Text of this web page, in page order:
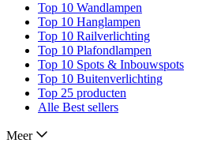
Top 10 Wandlampen
Top 10 Hanglampen
Top 10 Railverlichting
Top 10 Plafondlampen
Top 10 Spots & Inbouwspots
Top 10 Buitenverlichting
Top 25 producten
Alle Best sellers
Meer